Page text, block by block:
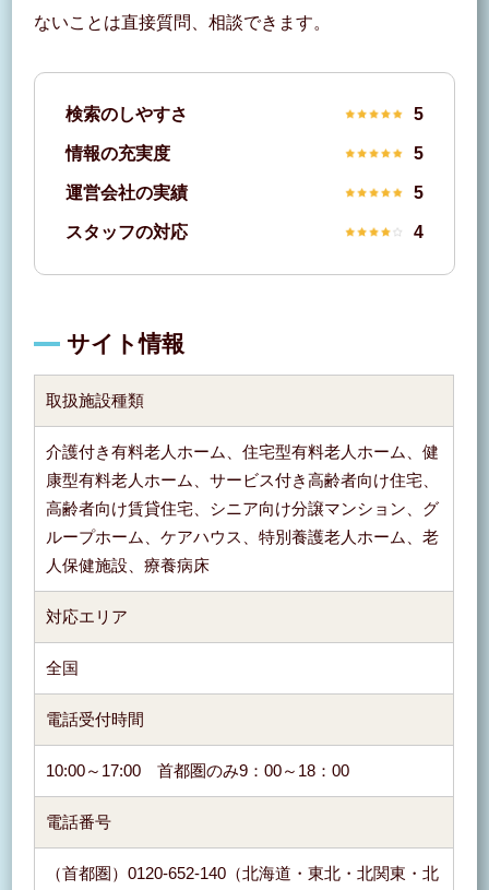
ないことは直接質問、相談できます。
検索のしやすさ 5
情報の充実度 5
運営会社の実績 5
スタッフの対応 4
サイト情報
取扱施設種類
介護付き有料老人ホーム、住宅型有料老人ホーム、健
康型有料老人ホーム、サービス付き高齢者向け住宅、
高齢者向け賃貸住宅、シニア向け分譲マンション、グ
ループホーム、ケアハウス、特別養護老人ホーム、老
人保健施設、療養病床
対応エリア
全国
電話受付時間
10:00～17:00 首都圏のみ9：00～18：00
電話番号
（首都圏）0120-652-140（北海道・東北・北関東・北